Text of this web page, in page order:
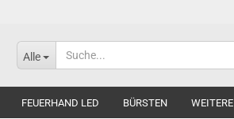
Alle
FEUERHAND LED BÜRSTEN WEITERE